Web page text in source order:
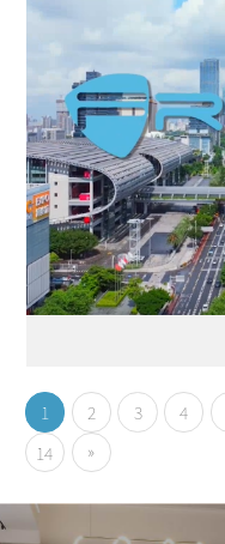
1 2 3 4
14
»